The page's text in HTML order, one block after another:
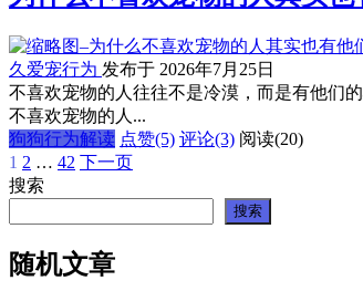
久爱宠行为 发布于 2026年7月25日
不喜欢宠物的人往往不是冷漠，而是有他们
不喜欢宠物的人...
狗狗行为解读 点赞(5) 评论(3) 阅读(20)
文
章
页
1 2 … 42 下一页
搜索
搜索
随机文章